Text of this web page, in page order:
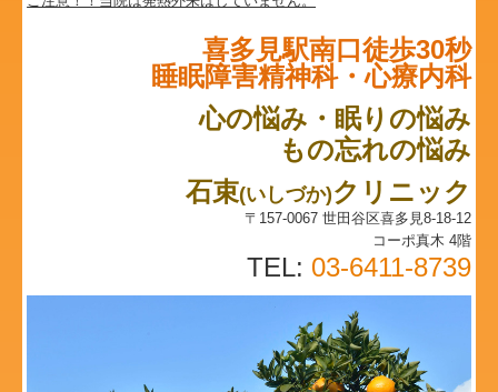
喜多見駅南口徒歩30秒
睡眠障害精神科・心療内科
心の悩み・眠りの悩み
もの忘れの悩み
石束(いしづか)クリニック
〒157-0067 世田谷区喜多見8-18-12
コーポ真木 4階
TEL: 03-6411-8739